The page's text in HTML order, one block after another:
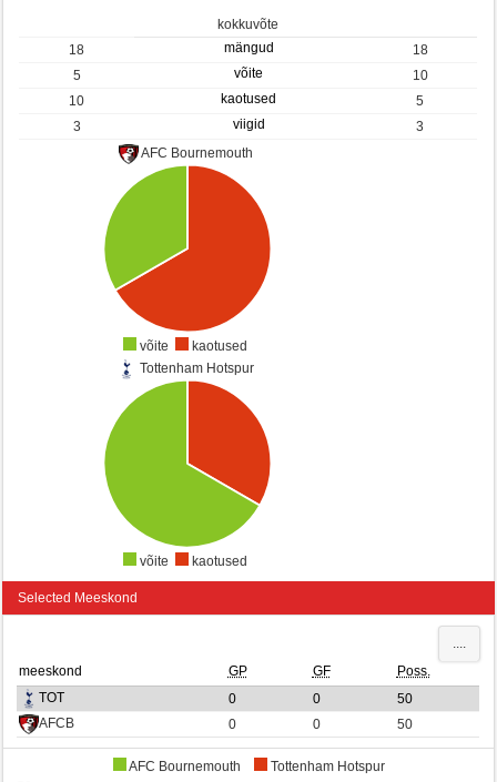
kokkuvõte
18
mängud
18
5
võite
10
10
kaotused
5
3
viigid
3
AFC Bournemouth
võite
kaotused
Tottenham Hotspur
võite kaotused
Selected Meeskond
....
meeskond
GP GF
Poss.
TOT
0 0
50
AFCB
0 0 50
AFC Bournemouth Tottenham Hotspur